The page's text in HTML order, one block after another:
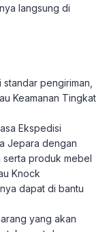
langsung di
pengiriman,
Keamanan Tingkat
Ekspedisi
Jepara dengan
produk mebel
Knock
dapat di bantu
yang akan